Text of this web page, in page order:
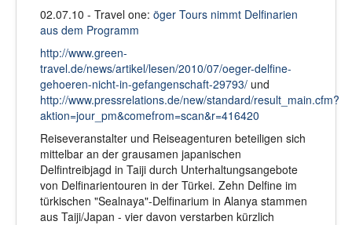
02.07.10 - Travel one: öger Tours nimmt Delfinarien
aus dem Programm
http://www.green-
travel.de/news/artikel/lesen/2010/07/oeger-delfine-
gehoeren-nicht-in-gefangenschaft-29793/ und
http://www.pressrelations.de/new/standard/result_main.cfm?
aktion=jour_pm&comefrom=scan&r=416420
Reiseveranstalter und Reiseagenturen beteiligen sich
mittelbar an der grausamen japanischen
Delfintreibjagd in Taiji durch Unterhaltungsangebote
von Delfinarientouren in der Türkei. Zehn Delfine im
türkischen "Sealnaya"-Delfinarium in Alanya stammen
aus Taiji/Japan - vier davon verstarben kürzlich